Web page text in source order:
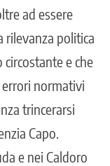
ad essere
rilevanza politica
e che
normativi
trincerarsi
Capo.
e nei Caldoro